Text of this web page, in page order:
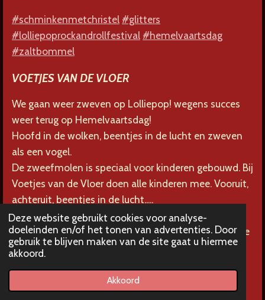
Deze website gebruikt cookies voor analyse-
doeleinden en/of het tonen van advertenties. Door
gebruik te blijven maken van de site gaat u hiermee
akkoord.
Akkoord
#schminkenmetchristel #glitters
#lolliepoprockandrollfestival #hemelvaartsdag
#zaltbommel
VOETJES VAN DE VLOER
We gaan weer zweven op Lolliepop! wegens succes
weer terug op Hemelvaartsdag!
Hoofd in de wolken, beentjes in de lucht en zweven
als een vogel.
De zweefmolen is speciaal voor kinderen gebouwd. Bij
Voetjes van de Vloer doen alle kinderen mee. Vooruit,
achteruit, beentjes in de lucht.....
Voetjes van de Vloer is een zweefmolen gebouwd in
1965. Stoer en stevig heeft zij de tijd doorstaan en ze
zweeft nog steeds met gemak de kinderen rond.
Lolliepop rock 'n' roll festival 14 mei 2026